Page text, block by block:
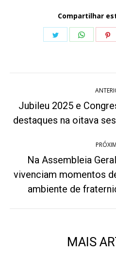
Compartilhar
Share
Share
de
post:
Jubileu 2025 e
destaques na oitava
Na Assembleia
vivenciam momentos
ambiente de
MAIS